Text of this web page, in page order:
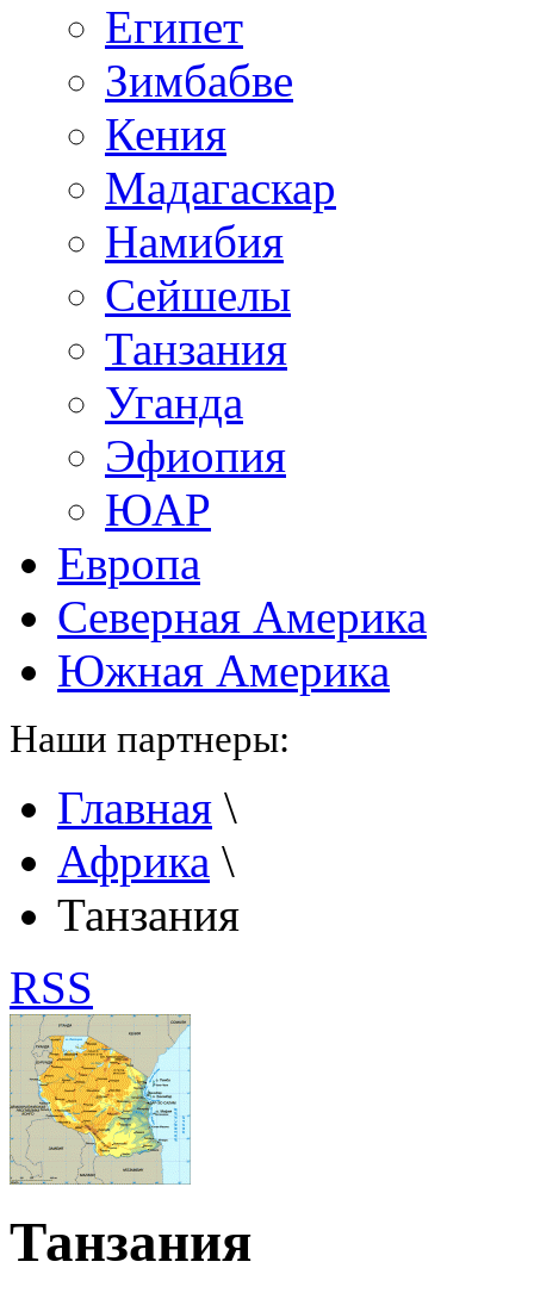
Египет
Зимбабве
Кения
Мадагаскар
Намибия
Сейшелы
Танзания
Уганда
Эфиопия
ЮАР
Европа
Северная Америка
Южная Америка
Наши партнеры:
Главная \
Африка \
Танзания
RSS
Танзания